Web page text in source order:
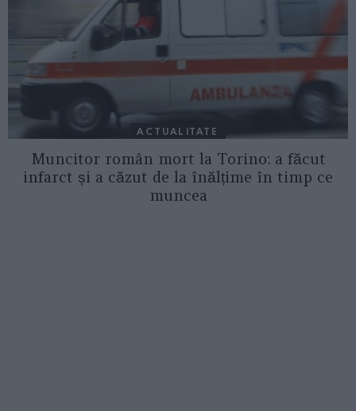
ACTUALITATE
Muncitor român mort la Torino: a făcut
infarct și a căzut de la înălțime în timp ce
muncea